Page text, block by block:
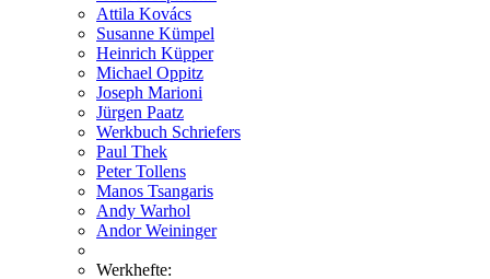
Attila Kovács
Susanne Kümpel
Heinrich Küpper
Michael Oppitz
Joseph Marioni
Jürgen Paatz
Werkbuch Schriefers
Paul Thek
Peter Tollens
Manos Tsangaris
Andy Warhol
Andor Weininger
Werkhefte: